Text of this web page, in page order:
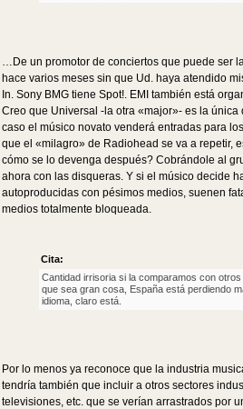
…De un promotor de conciertos que puede ser
hace varios meses sin que Ud. haya atendido
In. Sony BMG tiene Spot!. EMI también está
Creo que Universal -la otra «major»- es la
caso el músico novato venderá entradas para
que el «milagro» de Radiohead se va a repetir,
cómo se lo devenga después? Cobrándole al
ahora con las disqueras. Y si el músico decide
autoproducidas con pésimos medios, suenen
medios totalmente bloqueada.
Cita:
Cantidad irrisoria si la comparamos con
que sea gran cosa, España está perdiendo
idioma, claro está.
Por lo menos ya reconoce que la industria
tendría también que incluir a otros sectores
televisiones, etc. que se verían arrastrados por